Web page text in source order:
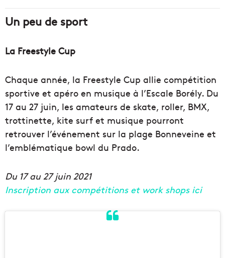
Un peu de sport
La Freestyle Cup
Chaque année, la Freestyle Cup allie compétition
sportive et apéro en musique à l’Escale Borély. Du
17 au 27 juin, les amateurs de skate, roller, BMX,
trottinette, kite surf et musique pourront
retrouver l’événement sur la plage Bonneveine et
l’emblématique bowl du Prado.
Du 17 au 27 juin 2021
Inscription aux compétitions et work shops ici